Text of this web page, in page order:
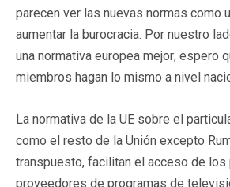
parecen ver las nuevas normas como
aumentar la burocracia. Por nuestro
una normativa europea mejor; espero
miembros hagan lo mismo a nivel
La normativa de la UE sobre el
como el resto de la Unión excepto
transpuesto, facilitan el acceso de
proveedores de programas de